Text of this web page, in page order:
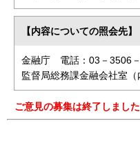
【内容についての照会先】
金融庁 電話：03－3506－
監督局総務課金融会社室（
ご意見の募集は終了しまし